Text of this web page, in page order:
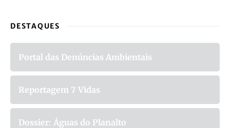
DESTAQUES
Portal das Denúncias Ambientais
Reportagem 7 Vidas
Dossier: Águas do Planalto